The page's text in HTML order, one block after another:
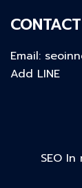
CONTACT
Email:
Add LINE
SEO